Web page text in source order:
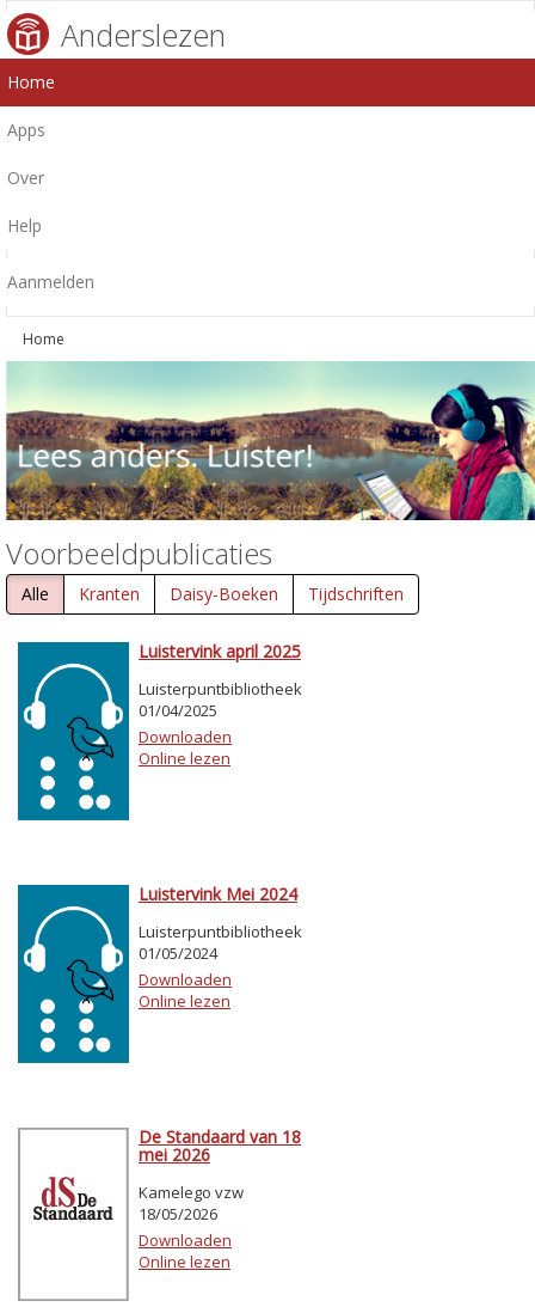
Anderslezen
Home
Apps
Over
Help
Aanmelden
Home
Voorbeeldpublicaties
Alle Kranten Daisy-Boeken Tijdschriften
Luistervink april 2025
Luisterpuntbibliotheek
01/04/2025
Downloaden
Online lezen
Luistervink Mei 2024
Luisterpuntbibliotheek
01/05/2024
Downloaden
Online lezen
De Standaard van 18
mei 2026
Kamelego vzw
18/05/2026
Downloaden
Online lezen